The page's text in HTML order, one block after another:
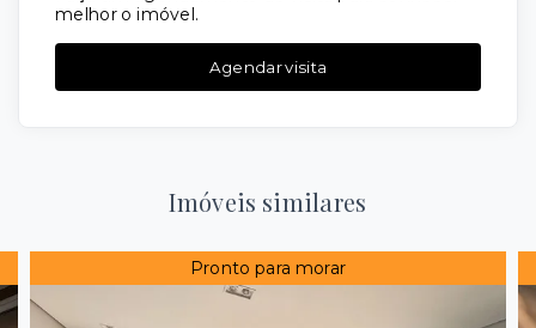
melhor o imóvel.
Agendar visita
Imóveis similares
Pronto para morar